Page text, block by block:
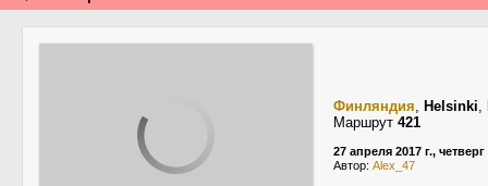
Финляндия, Helsinki,
Маршрут 421
27 апреля 2017 г., четверг
Автор: Alex_47